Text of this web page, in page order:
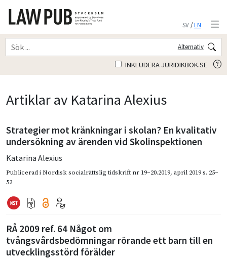
SV/EN
Alternativ
INKLUDERA JURIDIKBOK.SE
Artiklar av Katarina Alexius
Strategier mot kränkningar i skolan? En kvalitativ
undersökning av ärenden vid Skolinspektionen
Katarina Alexius
Publicerad iNordisk socialrättslig tidskrift nr 19–20.2019, april 2019s. 25–
52
RÅ 2009 ref. 64 Något om
tvångsvårdsbedömningar rörande ett barn till en
utvecklingsstörd förälder